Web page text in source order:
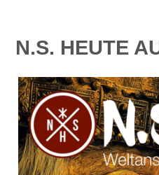
N.S. HEUTE